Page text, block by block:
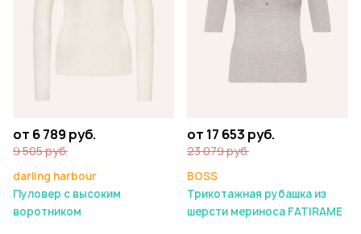
от 6 789 руб.
9 505 руб.
darling harbour
Пуловер с высоким
воротником
от 17 653 руб.
23 079 руб.
BOSS
Трикотажная рубашка из
шерсти мериноса FATIRAME